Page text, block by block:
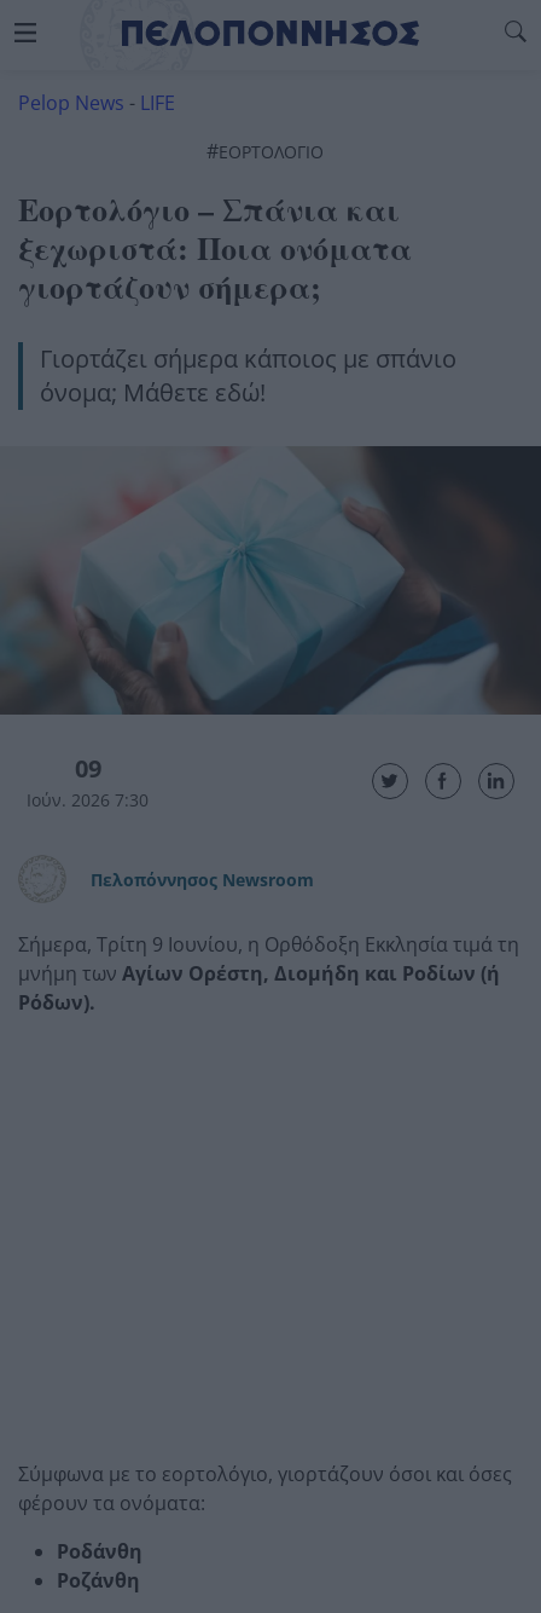
Pelop News - LIFE
#ΕΟΡΤΟΛΌΓΙΟ
Εορτολόγιο – Σπάνια και
ξεχωριστά: Ποια ονόματα
γιορτάζουν σήμερα;
Γιορτάζει σήμερα κάποιος με σπάνιο
όνομα; Μάθετε εδώ!
09
Ιούν. 2026 7:30
Πελοπόννησος Newsroom
Σήμερα, Τρίτη 9 Ιουνίου, η Ορθόδοξη Εκκλησία τιμά τη
μνήμη των Αγίων Ορέστη, Διομήδη και Ροδίων (ή
Ρόδων).
Σύμφωνα με το εορτολόγιο, γιορτάζουν όσοι και όσες
φέρουν τα ονόματα:
Ροδάνθη
Ροζάνθη